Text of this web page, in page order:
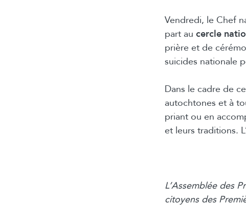
Vendredi, le Chef
part au cercle
prière et de
suicides nationale
Dans le cadre de
autochtones et à
priant ou en
et leurs traditions.
L’Assemblée des
citoyens des